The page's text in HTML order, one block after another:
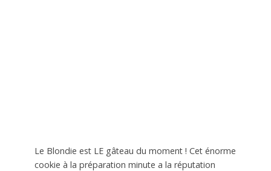
Le Blondie est LE gâteau du moment ! Cet énorme
cookie à la préparation minute a la réputation